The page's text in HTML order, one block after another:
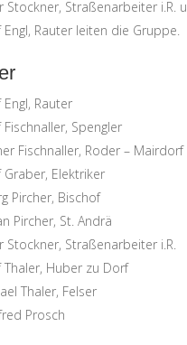
Stockner, Straßenarbeiter i.R.
Engl, Rauter leiten die Gruppe.
Engl, Rauter
Fischnaller, Spengler
Fischnaller, Roder – Mairdorf
Graber, Elektriker
Pircher, Bischof
Pircher, St. Andrä
Stockner, Straßenarbeiter i.R.
Thaler, Huber zu Dorf
Thaler, Felser
Prosch